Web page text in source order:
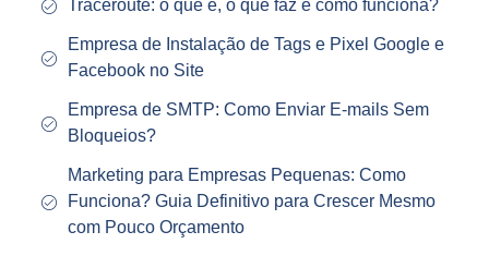
Traceroute: o que é, o que faz e como funciona?
Empresa de Instalação de Tags e Pixel Google e
Facebook no Site
Empresa de SMTP: Como Enviar E-mails Sem
Bloqueios?
Marketing para Empresas Pequenas: Como
Funciona? Guia Definitivo para Crescer Mesmo
com Pouco Orçamento